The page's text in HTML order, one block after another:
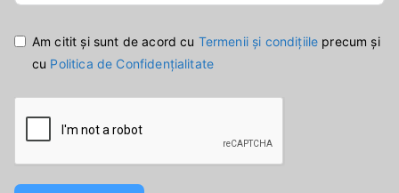
Am citit și sunt de acord cu Termenii și condițiile precum și
cu Politica de Confidențialitate